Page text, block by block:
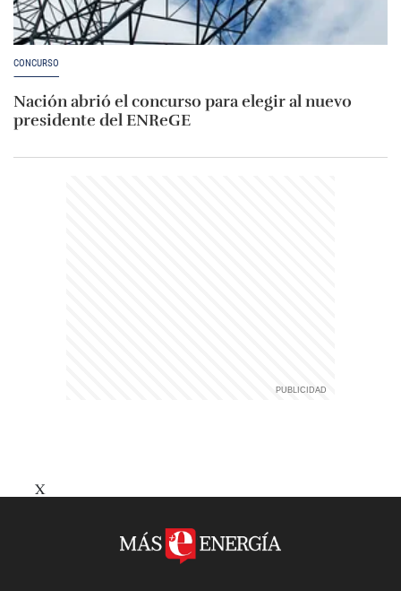
CONCURSO
Nación abrió el concurso para elegir al nuevo
presidente del ENReGE
X